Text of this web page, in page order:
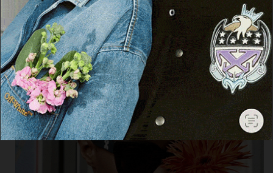
Facebook
Threads
Instagram
X YouTube